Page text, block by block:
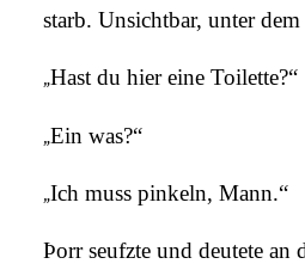
starb. Unsichtbar, unter dem
„Hast du hier eine Toilette?“
„Ein was?“
„Ich muss pinkeln, Mann.“
Þorr seufzte und deutete an